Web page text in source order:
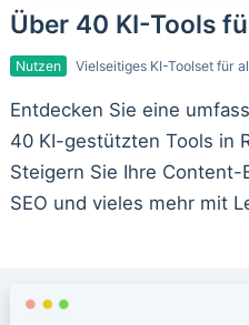
Über 40 KI-Tools
Nutzen Vielseitiges KI-Toolset für
Entdecken Sie eine
40 KI-gestützten Tools in
Steigern Sie Ihre
SEO und vieles mehr mit